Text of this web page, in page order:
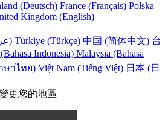
(Deutsch) France (Français) Polska
Kingdom (English)
UAE (عربي) Türkiye (Türkçe) 中国 (简体中文) 台
Indonesia) Malaysia (Bahasa
ษาไทย) Việt Nam (Tiếng Việt) 日本 (日
更您的地區